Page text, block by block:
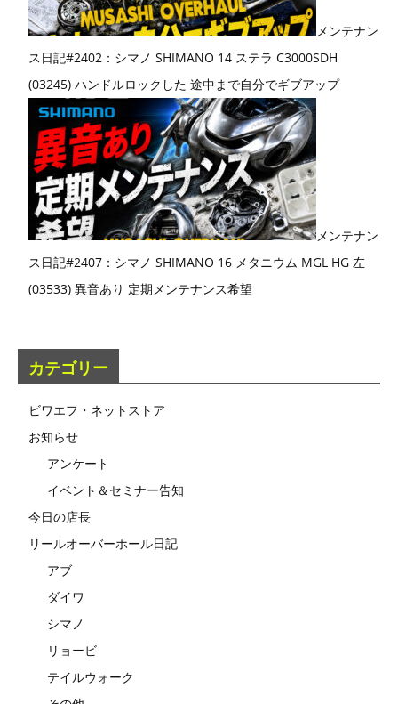
メンテナン
ス日記#2402：シマノ SHIMANO 14 ステラ C3000SDH
(03245) ハンドルロックした 途中まで自分でギブアップ
メンテナン
ス日記#2407：シマノ SHIMANO 16 メタニウム MGL HG 左
(03533) 異音あり 定期メンテナンス希望
カテゴリー
ビワエフ・ネットストア
お知らせ
アンケート
イベント＆セミナー告知
今日の店長
リールオーバーホール日記
アブ
ダイワ
シマノ
リョービ
テイルウォーク